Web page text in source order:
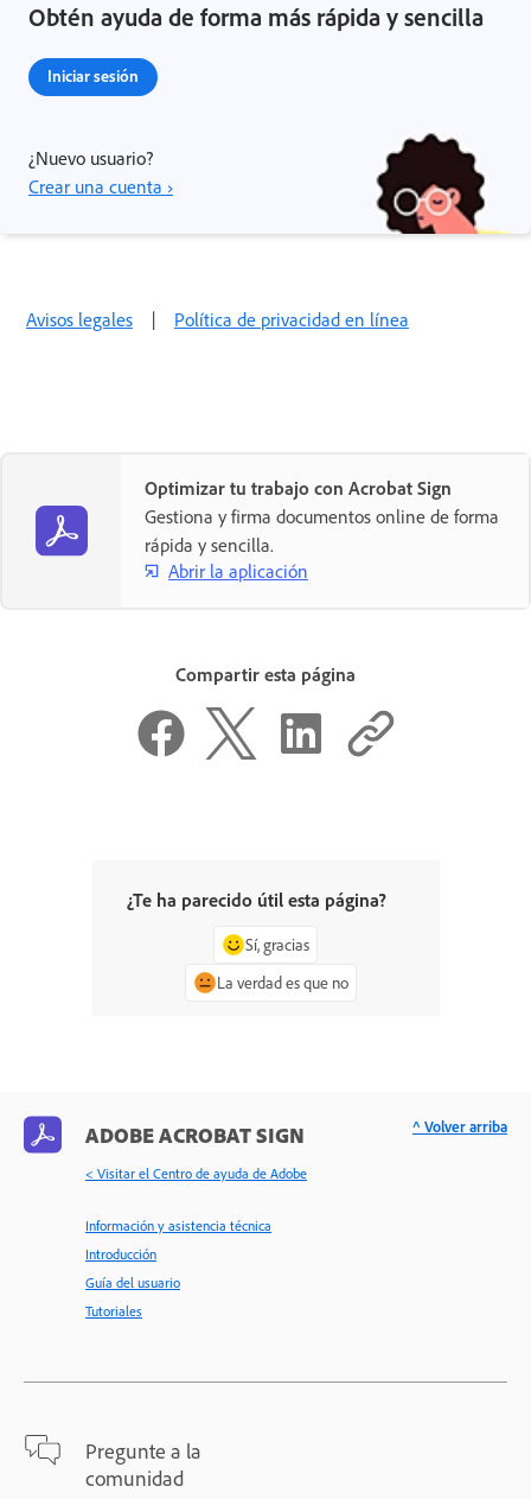
Obtén ayuda de forma más rápida y sencilla
Iniciar sesión
¿Nuevo usuario?
Crear una cuenta ›
Avisos legales | Política de privacidad en línea
Optimizar tu trabajo con Acrobat Sign
Gestiona y firma documentos online de forma
rápida y sencilla.
Abrir la aplicación
Compartir esta página
¿Te ha parecido útil esta página?
Sí, gracias
La verdad es que no
ADOBE ACROBAT SIGN
< Visitar el Centro de ayuda de Adobe
Información y asistencia técnica
Introducción
Guía del usuario
Tutoriales
Pregunte a la
comunidad
^ Volver arriba